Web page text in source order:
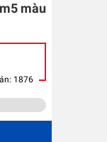
màu
1876